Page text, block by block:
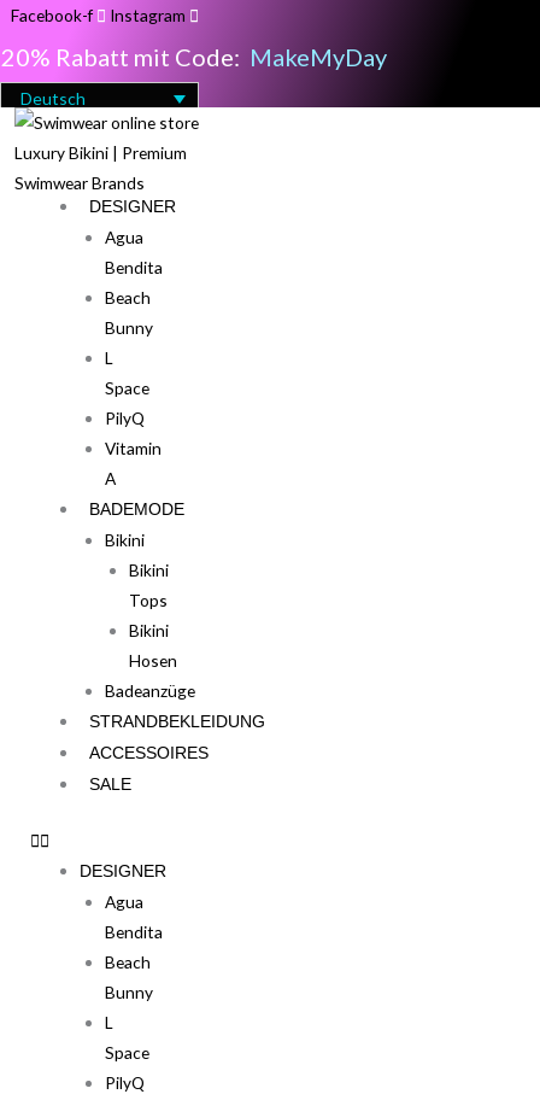
Zum
Facebook-f Instagram
20% Rabatt mit Code: MakeMyDay
Deutsch
DESIGNER
Agua
Bendita
Beach
Bunny
L
Space
PilyQ
Vitamin
A
BADEMODE
Bikini
Bikini
Tops
Bikini
Hosen
Badeanzüge
STRANDBEKLEIDUNG
ACCESSOIRES
SALE
DESIGNER
Agua
Bendita
Beach
Bunny
L
Space
PilyQ